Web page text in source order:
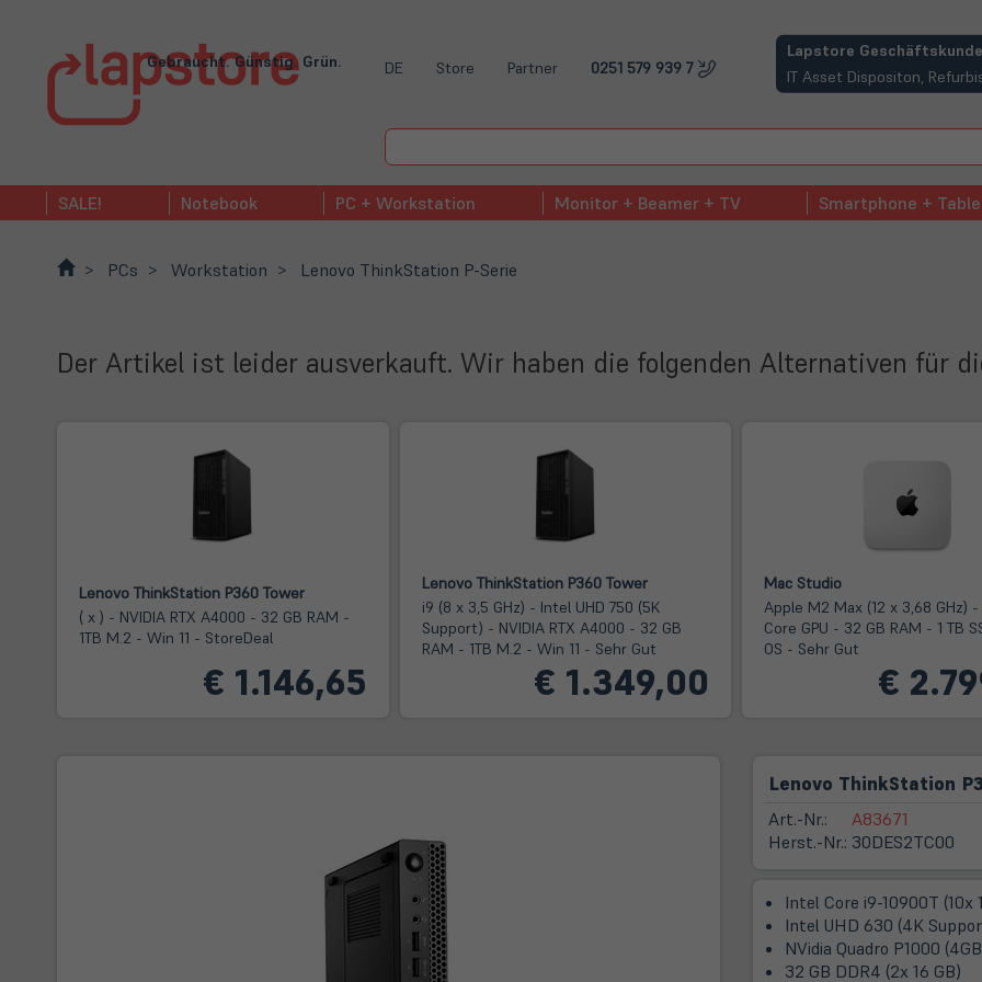
Gebraucht. Günstig. Grün. DE Store Partner 0251 579 939 7
Lapstore
IT Asset Dispositon,
(öffnet in neuem Tab)
SALE! Notebook PC + Workstation Monitor + Beamer + TV Smartphone +
PCs Workstation Lenovo ThinkStation P-Serie
Der Artikel ist leider ausverkauft. Wir haben die folgenden Alternativen für
Lenovo ThinkStation P360 Tower
( x ) - NVIDIA RTX A4000 - 32 GB RAM -
1TB M.2 - Win 11 - StoreDeal
€ 1.146,65
Lenovo ThinkStation P360 Tower
i9 (8 x 3,5 GHz) - Intel UHD 750 (5K
Support) - NVIDIA RTX A4000 - 32 GB
RAM - 1TB M.2 - Win 11 - Sehr Gut
€ 1.349,00
Mac Studio
Apple M2 Max (12 x 3,68 GHz)
Core GPU - 32 GB RAM - 1 TB
OS - Sehr Gut
€
Lenovo ThinkStation
Art.-Nr.:
Herst.-Nr.:
A83671
30DES2TC00
Intel Core i9-10900T (10x
Intel UHD 630 (4K
NVidia Quadro P1000
32 GB DDR4 (2x 16 GB)